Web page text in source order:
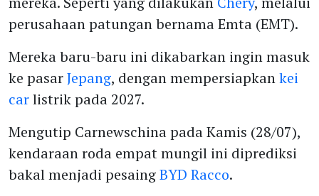
perusahaan patungan bernama Emta (EMT).
Mereka baru-baru ini dikabarkan ingin masuk
ke pasarJepang, dengan mempersiapkankei
carlistrik pada 2027.
Mengutip Carnewschina pada Kamis (28/07),
kendaraan roda empat mungil ini diprediksi
bakal menjadi pesaingBYD Racco.